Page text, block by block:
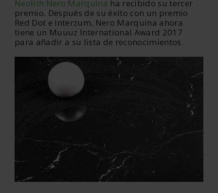
Neolith Nero Marquina ha recibido su tercer
premio. Después de su éxito con un premio
Red Dot e Interzum, Nero Marquina ahora
tiene un Muuuz International Award 2017
para añadir a su lista de reconocimientos.